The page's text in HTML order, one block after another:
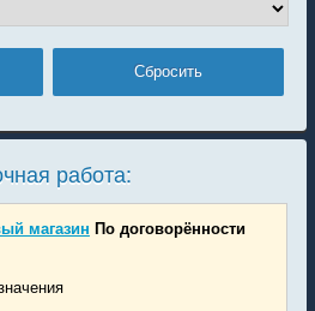
работа:
магазин По договорённости